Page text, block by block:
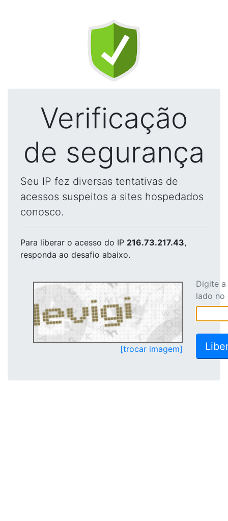
Verificação
de segurança
Seu IP fez diversas tentativas de
acessos suspeitos a sites hospedados
conosco.
Para liberar o acesso do IP 216.73.217.43,
responda ao desafio abaixo.
[trocar imagem]
Digite
lado no